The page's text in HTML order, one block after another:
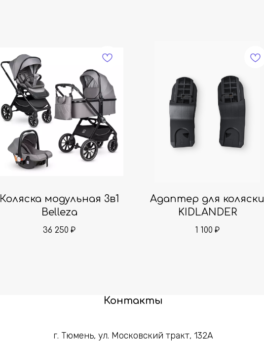
Коляска модульная 3в1
Belleza
36 250 ₽
Адаптер для коляски
KIDLANDER
1 100 ₽
Контакты
г. Тюмень, ул. Московский тракт, 132А